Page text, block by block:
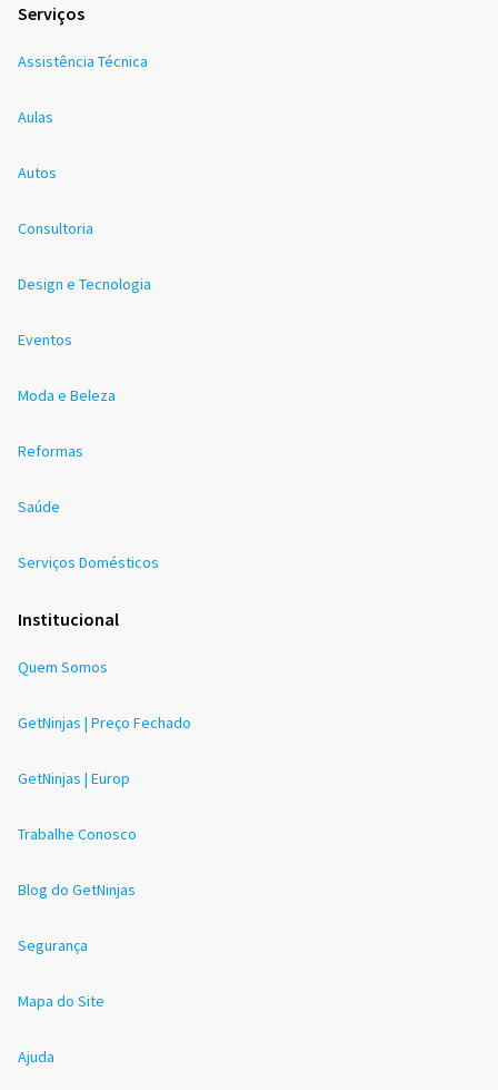
Serviços
Assistência Técnica
Aulas
Autos
Consultoria
Design e Tecnologia
Eventos
Moda e Beleza
Reformas
Saúde
Serviços Domésticos
Institucional
Quem Somos
GetNinjas | Preço Fechado
GetNinjas | Europ
Trabalhe Conosco
Blog do GetNinjas
Segurança
Mapa do Site
Ajuda